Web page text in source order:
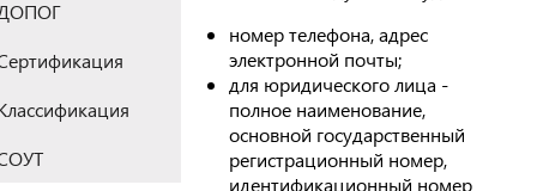
номер телефона, адрес
электронной почты;
для юридического лица -
полное наименование,
основной государственный
регистрационный номер,
идентификационный номер